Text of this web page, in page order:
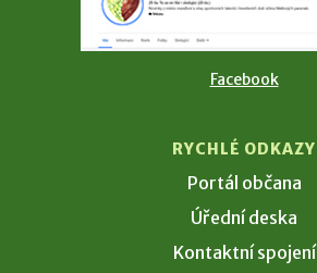
Facebook
RYCHLÉ ODKAZY
Portál občana
Úřední deska
Kontaktní spojení